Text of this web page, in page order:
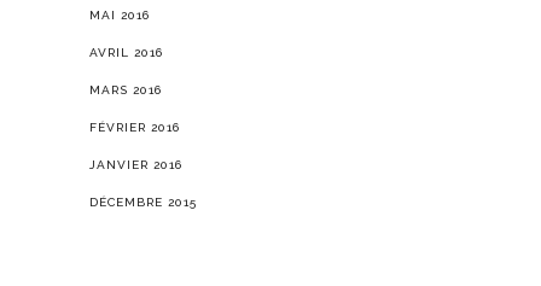
MAI 2016
AVRIL 2016
MARS 2016
FÉVRIER 2016
JANVIER 2016
DÉCEMBRE 2015